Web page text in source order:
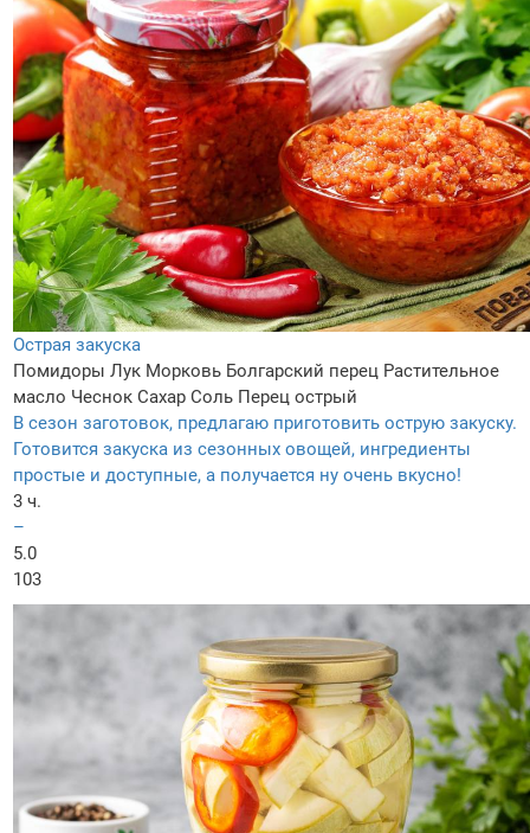
Острая закуска
Помидоры Лук Морковь Болгарский перец Растительное
масло Чеснок Сахар Соль Перец острый
В сезон заготовок, предлагаю приготовить острую закуску.
Готовится закуска из сезонных овощей, ингредиенты
простые и доступные, а получается ну очень вкусно!
3 ч.
–
5.0
103